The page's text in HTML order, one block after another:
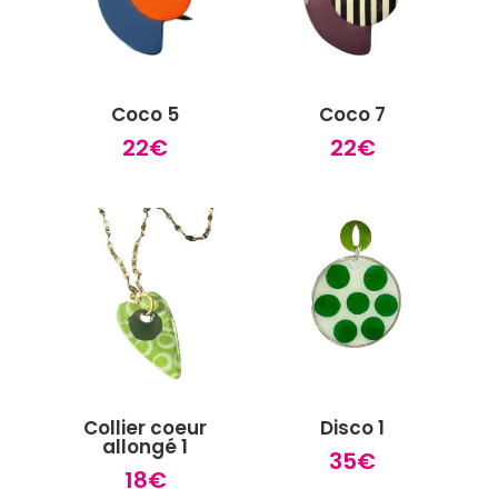
Coco 5
22€
Coco 7
22€
Collier coeur
allongé 1
18€
Disco 1
35€